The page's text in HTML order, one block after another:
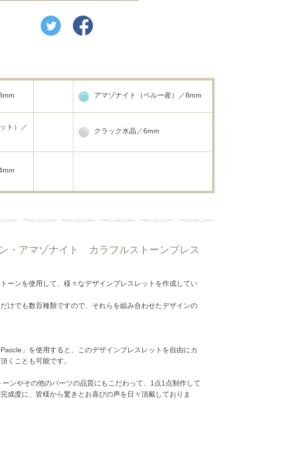
アマゾナイト（ペルー産）／8mm
ト）／
クラック水晶／6mm
・アマゾナイト カラフルストーンブレス
ーンを使用して、様々なデザインブレスレットを作成してい
けでも数百種類ですので、それらを組み合わせたデザインの
」を使用すると、このデザインブレスレットを自由にカ
くことも可能です。
ーンやその他のパーツの品質にもこだわって、1点1点制作して
成度に、皆様から驚きとお喜びの声を日々頂戴しておりま